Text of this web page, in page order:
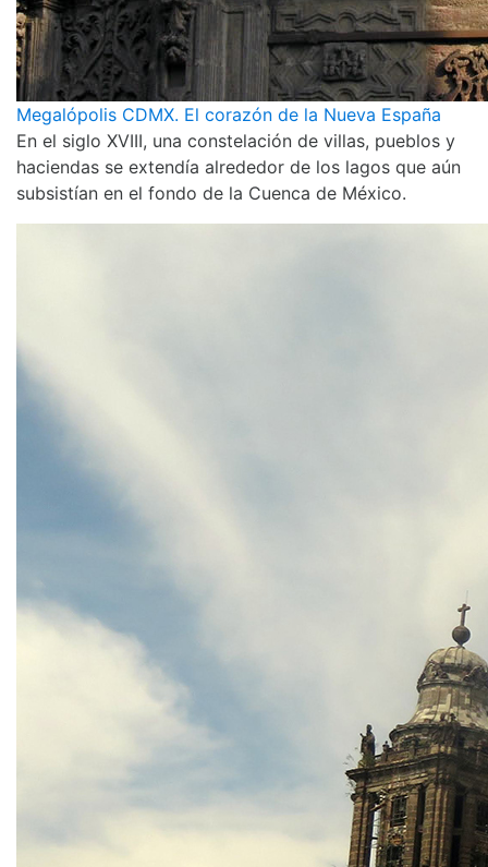
Megalópolis CDMX. El corazón de la Nueva España
En el siglo XVIII, una constelación de villas, pueblos y
haciendas se extendía alrededor de los lagos que aún
subsistían en el fondo de la Cuenca de México.